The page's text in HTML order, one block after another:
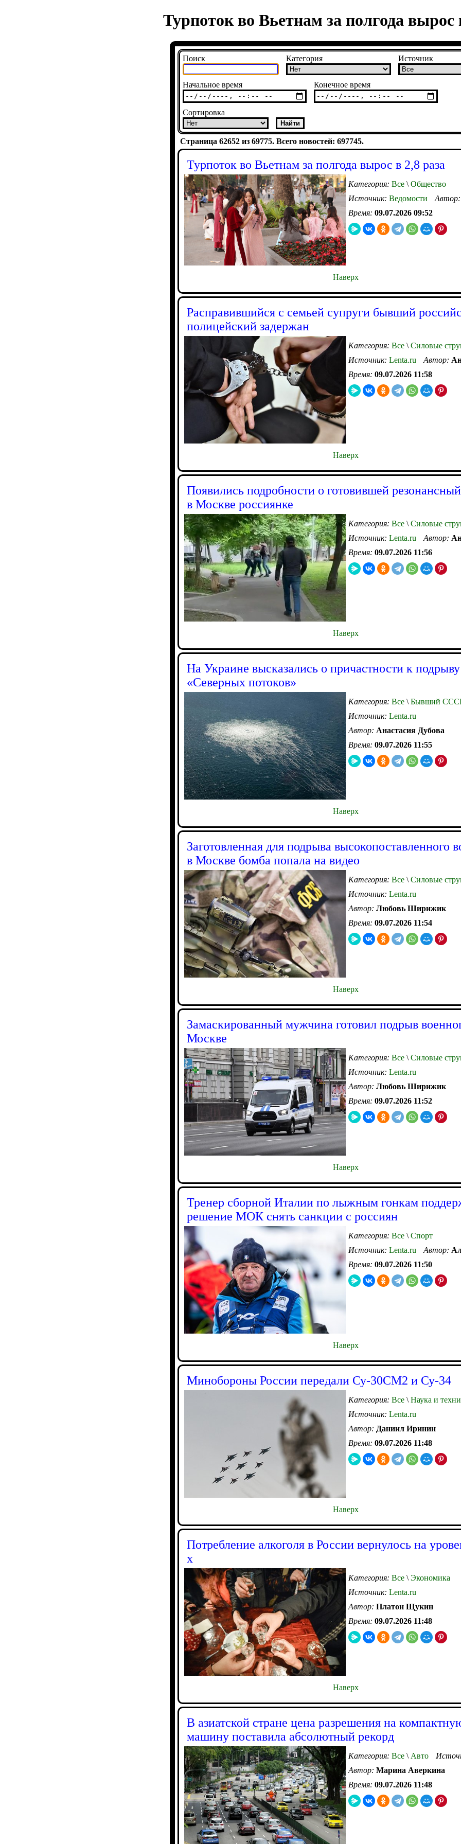
Турпоток во Вьетнам за полгода вырос
Поиск Категория Источник
Начальное время Конечное время
Сортировка
Страница 62652 из 69775. Всего новостей: 697745.
Турпоток во Вьетнам за полгода вырос в 2,8 раза
Категория: Все \ Общество
Источник: Ведомости Автор:
Время: 09.07.2026 09:52
Наверх
Расправившийся с семьей супруги бывший
полицейский задержан
Категория: Все \ Силовые
Источник: Lenta.ru Автор:
Время: 09.07.2026 11:58
Наверх
Появились подробности о готовившей
в Москве россиянке
Категория: Все \ Силовые
Источник: Lenta.ru Автор:
Время: 09.07.2026 11:56
Наверх
На Украине высказались о причастности к подрыву
«Северных потоков»
Категория: Все \ Бывший
Источник: Lenta.ru
Автор: Анастасия Дубова
Время: 09.07.2026 11:55
Наверх
Заготовленная для подрыва высокопоставленного
в Москве бомба попала на видео
Категория: Все \ Силовые
Источник: Lenta.ru
Автор: Любовь Ширижик
Время: 09.07.2026 11:54
Наверх
Замаскированный мужчина готовил подрыв
Москве
Категория: Все \ Силовые
Источник: Lenta.ru
Автор: Любовь Ширижик
Время: 09.07.2026 11:52
Наверх
Тренер сборной Италии по лыжным гонкам
решение МОК снять санкции с россиян
Категория: Все \ Спорт
Источник: Lenta.ru Автор:
Время: 09.07.2026 11:50
Наверх
Минобороны России передали Су-30СМ2 и Су-34
Категория: Все \ Наука и
Источник: Lenta.ru
Автор: Даниил Иринин
Время: 09.07.2026 11:48
Наверх
Потребление алкоголя в России вернулось на
х
Категория: Все \ Экономика
Источник: Lenta.ru
Автор: Платон Щукин
Время: 09.07.2026 11:48
Наверх
В азиатской стране цена разрешения на
машину поставила абсолютный рекорд
Категория: Все \ Авто
Автор: Марина Аверкина
Время: 09.07.2026 11:48